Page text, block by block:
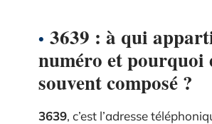
3639 : à qui
numéro et pourquoi
souvent composé ?
3639, c’est l’adresse